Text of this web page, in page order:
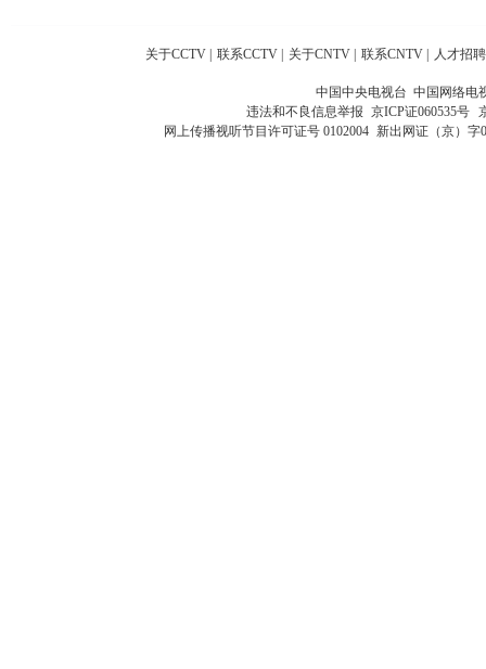
关于CCTV 联系CCTV 关于CNTV 联系CNTV 人才招聘
中国中央电视台 中国网络电
违法和不良信息举报 京ICP证060535号
网上传播视听节目许可证号 0102004 新出网证（京）